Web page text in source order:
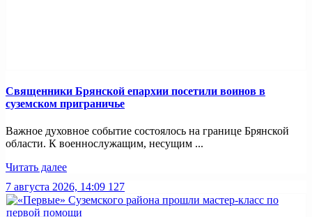
Священники Брянской епархии посетили воинов в
суземском приграничье
Важное духовное событие состоялось на границе Брянской
области. К военнослужащим, несущим ...
Читать далее
7 августа 2026, 14:09 127